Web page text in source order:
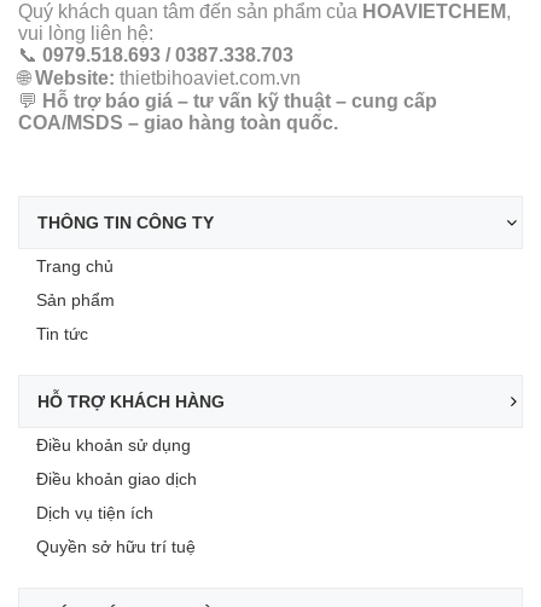
Quý khách quan tâm đến sản phẩm của HOAVIETCHEM,
vui lòng liên hệ:
📞 0979.518.693 / 0387.338.703
🌐 Website: thietbihoaviet.com.vn
💬 Hỗ trợ báo giá – tư vấn kỹ thuật – cung cấp
COA/MSDS – giao hàng toàn quốc.
THÔNG TIN CÔNG TY
Trang chủ
Sản phẩm
Tin tức
HỖ TRỢ KHÁCH HÀNG
Điều khoản sử dụng
Điều khoản giao dịch
Dịch vụ tiện ích
Quyền sở hữu trí tuệ